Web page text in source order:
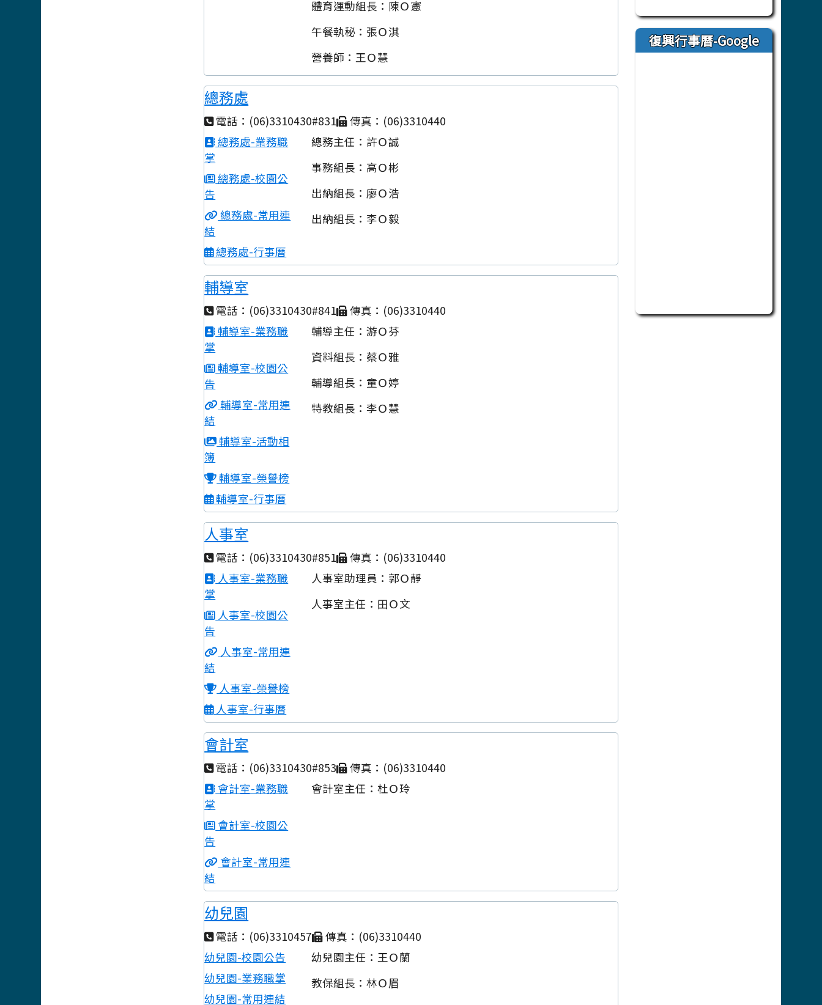
體育運動組長：陳Ｏ憲
午餐執秘：張Ｏ淇
營養師：王Ｏ慧
總務處
電話：(06)3310430#831
傳真：(06)3310440
總務處-業務職
掌
總務處-校園公
告
總務處-常用連
結
總務處-行事曆
總務主任：許Ｏ誠
事務組長：高Ｏ彬
出納組長：廖Ｏ浩
出納組長：李Ｏ毅
輔導室
電話：(06)3310430#841
傳真：(06)3310440
輔導室-業務職
掌
輔導室-校園公
告
輔導室-常用連
結
輔導室-活動相
簿
輔導室-榮譽榜
輔導室-行事曆
輔導主任：游Ｏ芬
資料組長：蔡Ｏ雅
輔導組長：童Ｏ婷
特教組長：李Ｏ慧
人事室
電話：(06)3310430#851
傳真：(06)3310440
人事室-業務職
掌
人事室-校園公
告
人事室-常用連
結
人事室-榮譽榜
人事室-行事曆
人事室助理員：郭Ｏ靜
人事室主任：田Ｏ文
會計室
電話：(06)3310430#853
傳真：(06)3310440
會計室-業務職
掌
會計室-校園公
告
會計室-常用連
結
會計室主任：杜Ｏ玲
幼兒園
電話：(06)3310457
傳真：(06)3310440
幼兒園-校園公告
幼兒園-業務職掌
幼兒園-常用連結
幼兒園主任：王Ｏ蘭
教保組長：林Ｏ眉
復興行事曆-Google
此為活動行程日曆，若無法正常讀